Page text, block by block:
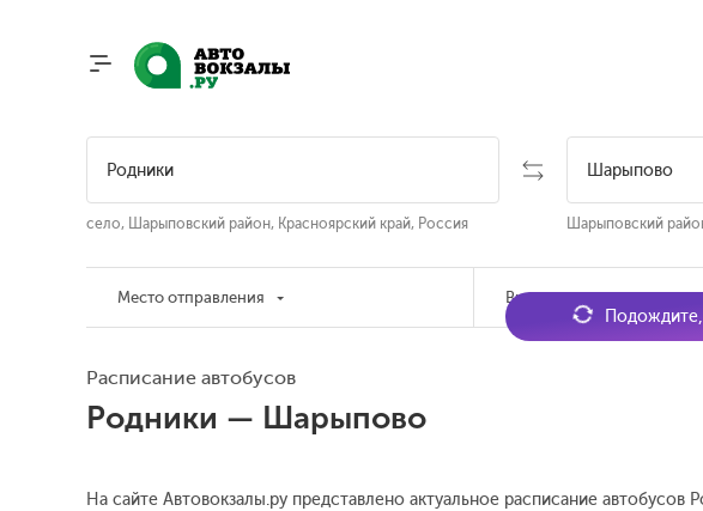
село, Шарыповский район, Красноярский край, Россия Шарыповский
Место отправления Время отправления
Расписание автобусов
Родники — Шарыпово
На сайте Автовокзалы.ру представлено актуальное расписание